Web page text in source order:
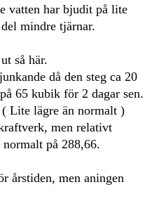
vatten har bjudit på lite
mindre tjärnar.
så här.
då den steg ca 20
65 kubik för 2 dagar sen.
Lite lägre än normalt )
men relativt
på 288,66.
årstiden, men aningen